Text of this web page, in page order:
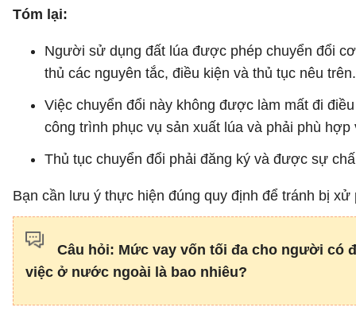
Tóm lại:
Người sử dụng đất lúa được phép chuyển đổi
thủ các nguyên tắc, điều kiện và thủ tục nêu trên.
Việc chuyển đổi này không được làm mất đi
công trình phục vụ sản xuất lúa và phải phù
Thủ tục chuyển đổi phải đăng ký và được sự
Bạn cần lưu ý thực hiện đúng quy định để tránh bị
Câu hỏi: Mức vay vốn tối đa cho người có
việc ở nước ngoài là bao nhiêu?